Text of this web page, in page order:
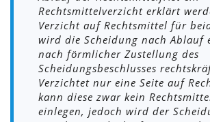
Rechtsmittelverzicht erklärt
Verzicht auf Rechtsmittel für
wird die Scheidung nach Ablauf
nach förmlicher Zustellung des
Scheidungsbeschlusses
Verzichtet nur eine Seite auf
kann diese zwar kein
einlegen, jedoch wird der